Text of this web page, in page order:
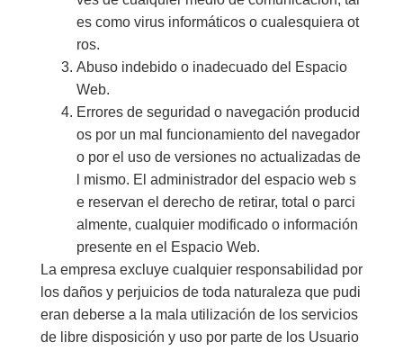
es como virus informáticos o cualesquiera ot
ros.
Abuso indebido o inadecuado del Espacio
Web.
Errores de seguridad o navegación producid
os por un mal funcionamiento del navegador
o por el uso de versiones no actualizadas de
l mismo. El administrador del espacio web s
e reservan el derecho de retirar, total o parci
almente, cualquier modificado o información
presente en el Espacio Web.
La empresa excluye cualquier responsabilidad por
los daños y perjuicios de toda naturaleza que pudi
eran deberse a la mala utilización de los servicios
de libre disposición y uso por parte de los Usuario